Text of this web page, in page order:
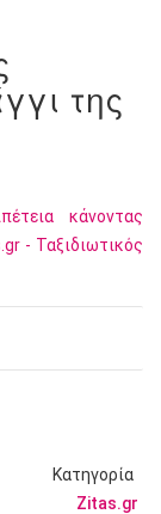
της
Κατηγορία
Zitas.gr
κάνοντας
- Ταξιδιωτικός